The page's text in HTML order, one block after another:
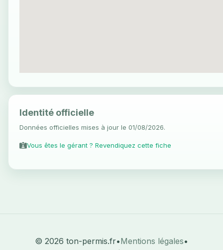
Identité officielle
Données officielles mises à jour le 01/08/2026.
Vous êtes le gérant ? Revendiquez cette fiche
© 2026 ton-permis.fr•Mentions légales•